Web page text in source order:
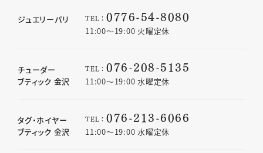
ジュエリーパリ TEL： 0776-54-8080
11:00〜19:00 火曜定休
チューダー
ブティック 金沢
TEL： 076-208-5135
11:00〜19:00 水曜定休
タグ・ホイヤー
ブティック 金沢
TEL： 076-213-6066
11:00〜19:00 水曜定休